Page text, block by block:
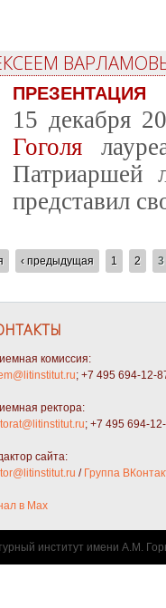
ПРЕЗЕНТАЦИЯ
15 декабря
Гоголя
Патриаршей
представил
‹ предыдущая 1 2 3
комиссия:
; +7 495 694-12-
ректора:
; +7 495 694-
сайта:
/ Группа
в Max
институт имени А.М.